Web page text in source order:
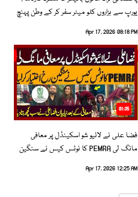
یورپ سے ہزاروں کلو میٹر سفر کر کے وطن پہنچ
Apr 17, 2026 08:18 PM
01:35
فضا علی نے لائیو شو اسکینڈل پر معافی
مانگ لی PEMRA کا نوٹس کیس نے سنگین
Apr 17, 2026 12:25 AM